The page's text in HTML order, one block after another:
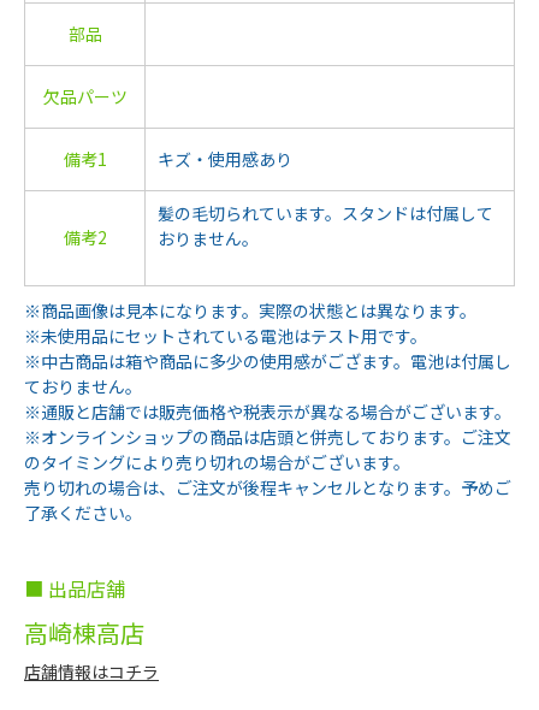
部品
欠品パーツ
備考1 キズ・使用感あり
備考2
髪の毛切られています。スタンドは付属して
おりません。
※商品画像は見本になります。実際の状態とは異なります。
※未使用品にセットされている電池はテスト用です。
※中古商品は箱や商品に多少の使用感がござます。電池は付属し
ておりません。
※通販と店舗では販売価格や税表示が異なる場合がございます。
※オンラインショップの商品は店頭と併売しております。ご注文
のタイミングにより売り切れの場合がございます。
売り切れの場合は、ご注文が後程キャンセルとなります。予めご
了承ください。
■ 出品店舗
高崎棟高店
店舗情報はコチラ